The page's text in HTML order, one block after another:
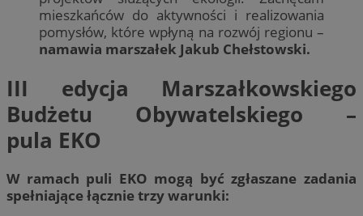
mieszkańców do aktywności i realizowania
pomysłów, które wpłyną na rozwój regionu –
namawia marszałek Jakub Chełstowski.
III edycja Marszałkowskiego
Budżetu Obywatelskiego –
pula EKO
W ramach puli EKO mogą być zgłaszane zadania
spełniające łącznie trzy warunki: